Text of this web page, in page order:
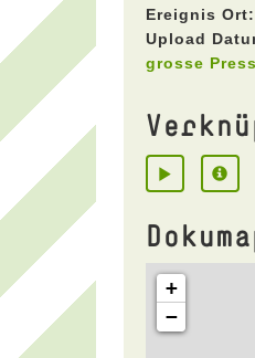
Ereignis Ort:
Upload
grosse